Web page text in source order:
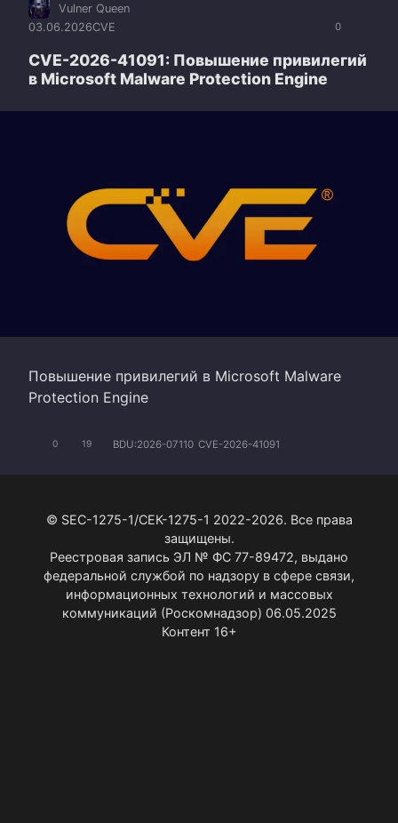
0
Vulner Queen
03.06.2026CVE
CVE-2026-41091: Повышение привилегий
в Microsoft Malware Protection Engine
Повышение привилегий в Microsoft Malware
Protection Engine
0 19 BDU:2026-07110 CVE-2026-41091
© SEC-1275-1/СЕК-1275-1 2022-2026. Все права
защищены.
Реестровая запись ЭЛ № ФС 77-89472, выдано
федеральной службой по надзору в сфере связи,
информационных технологий и массовых
коммуникаций (Роскомнадзор) 06.05.2025
Контент 16+